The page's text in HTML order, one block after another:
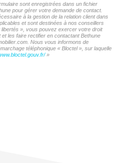
sont enregistrées dans un fichier
pour gérer votre demande de contact.
à la gestion de la relation client dans
et sont destinées à nos conseillers
», vous pouvez exercer votre droit
les faire rectifier en contactant Bethune
Nous vous informons de
téléphonique « Bloctel », sur laquelle
»